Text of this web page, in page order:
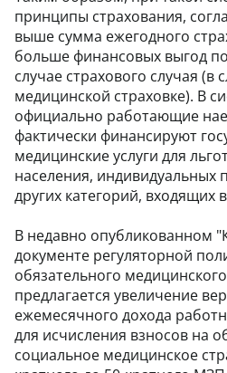
принципы страхования,
выше сумма ежегодного
больше финансовых выгод
случае страхового случая (в
медицинской страховке). В
официально работающие
фактически финансируют
медицинские услуги для
населения, индивидуальных
других категорий, входящих
В недавно опубликованном
документе регуляторной
обязательного
предлагается увеличение
ежемесячного дохода
для исчисления взносов на
социальное медицинское